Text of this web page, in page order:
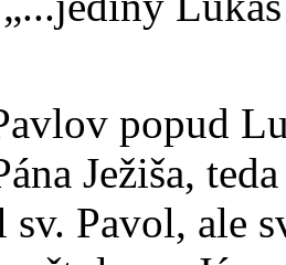
popud
Ježiša,
sv. Pavol, ale